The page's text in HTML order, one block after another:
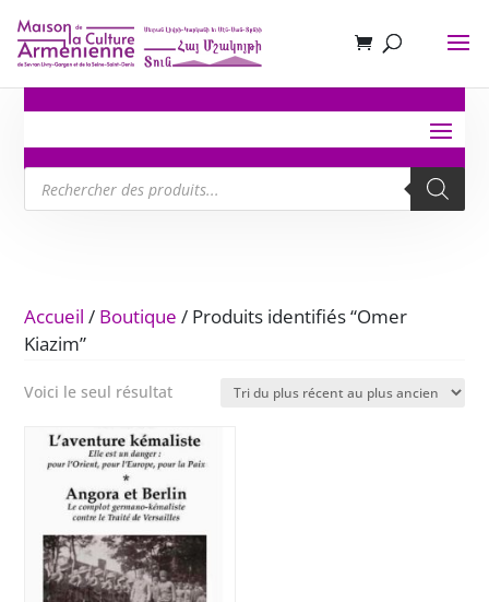
Recherche
de
produits
Accueil / Boutique / Produits identifiés “Omer
Kiazim”
Voici le seul résultat